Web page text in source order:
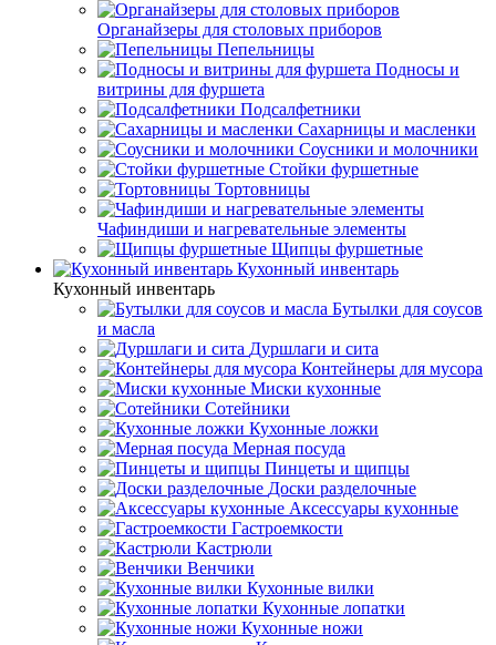
Органайзеры для столовых приборов
Пепельницы
Подносы и
витрины для фуршета
Подсалфетники
Сахарницы и масленки
Соусники и молочники
Стойки фуршетные
Тортовницы
Чафиндиши и нагревательные элементы
Щипцы фуршетные
Кухонный инвентарь
Кухонный инвентарь
Бутылки для соусов
и масла
Дуршлаги и сита
Контейнеры для мусора
Миски кухонные
Сотейники
Кухонные ложки
Мерная посуда
Пинцеты и щипцы
Доски разделочные
Аксессуары кухонные
Гастроемкости
Кастрюли
Венчики
Кухонные вилки
Кухонные лопатки
Кухонные ножи